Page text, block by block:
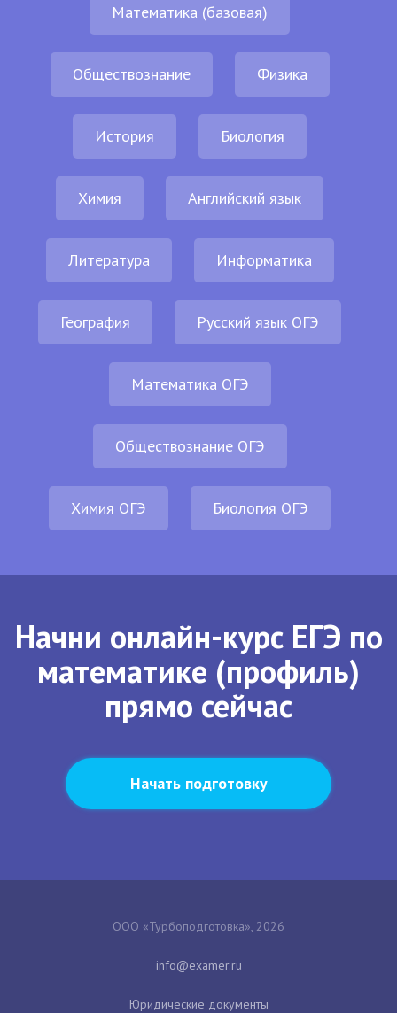
Математика (базовая)
Обществознание Физика
История Биология
Химия Английский язык
Литература Информатика
География Русский язык ОГЭ
Математика ОГЭ
Обществознание ОГЭ
Химия ОГЭ Биология ОГЭ
Начни онлайн-курс ЕГЭ по
математике (профиль)
прямо сейчас
Начать подготовку
ООО «Турбоподготовка», 2026
Юридические документы